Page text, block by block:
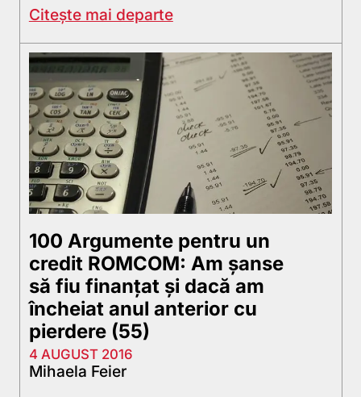
Citește mai departe
100 Argumente pentru un
credit ROMCOM: Am șanse
să fiu finanțat și dacă am
încheiat anul anterior cu
pierdere (55)
4 AUGUST 2016
Mihaela Feier